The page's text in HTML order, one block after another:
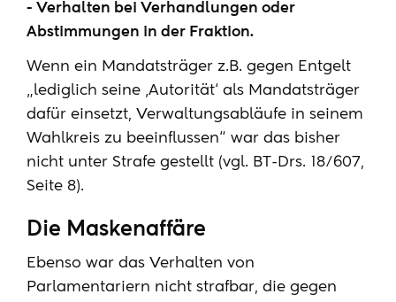
- Verhalten bei Verhandlungen oder
Abstimmungen in der Fraktion.
Wenn ein Mandatsträger z.B. gegen Entgelt
„lediglich seine ‚Autorität‘ als Mandatsträger
dafür einsetzt, Verwaltungsabläufe in seinem
Wahlkreis zu beeinflussen“ war das bisher
nicht unter Strafe gestellt (vgl. BT-Drs. 18/607,
Seite 8).
Die Maskenaffäre
Ebenso war das Verhalten von
Parlamentariern nicht strafbar, die gegen